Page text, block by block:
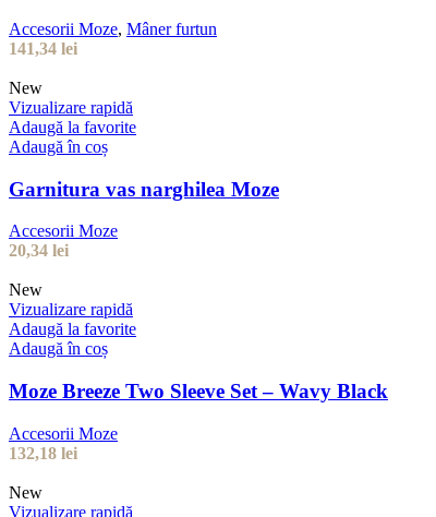
Accesorii Moze, Mâner furtun
141,34 lei
New
Vizualizare rapidă
Adaugă la favorite
Adaugă în coș
Garnitura vas narghilea Moze
Accesorii Moze
20,34 lei
New
Vizualizare rapidă
Adaugă la favorite
Adaugă în coș
Moze Breeze Two Sleeve Set – Wavy Black
Accesorii Moze
132,18 lei
New
Vizualizare rapidă